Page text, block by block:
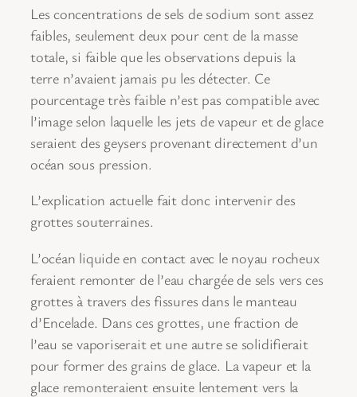
Les concentrations de sels de sodium sont assez
faibles, seulement deux pour cent de la masse
totale, si faible que les observations depuis la
terre n’avaient jamais pu les détecter. Ce
pourcentage très faible n’est pas compatible avec
l’image selon laquelle les jets de vapeur et de glace
seraient des geysers provenant directement d’un
océan sous pression.
L’explication actuelle fait donc intervenir des
grottes souterraines.
L’océan liquide en contact avec le noyau rocheux
feraient remonter de l’eau chargée de sels vers ces
grottes à travers des fissures dans le manteau
d’Encelade. Dans ces grottes, une fraction de
l’eau se vaporiserait et une autre se solidifierait
pour former des grains de glace. La vapeur et la
glace remonteraient ensuite lentement vers la